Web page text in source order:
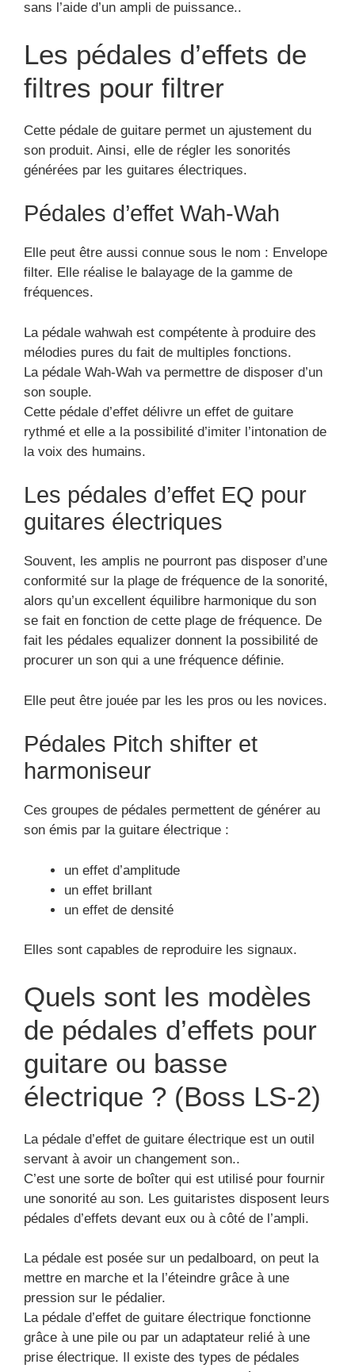
sans l’aide d’un ampli de puissance..
Les pédales d’effets de
filtres pour filtrer
Cette pédale de guitare permet un ajustement du
son produit. Ainsi, elle de régler les sonorités
générées par les guitares électriques.
Pédales d’effet Wah-Wah
Elle peut être aussi connue sous le nom : Envelope
filter. Elle réalise le balayage de la gamme de
fréquences.
La pédale wahwah est compétente à produire des
mélodies pures du fait de multiples fonctions.
La pédale Wah-Wah va permettre de disposer d’un
son souple.
Cette pédale d’effet délivre un effet de guitare
rythmé et elle a la possibilité d’imiter l’intonation de
la voix des humains.
Les pédales d’effet EQ pour
guitares électriques
Souvent, les amplis ne pourront pas disposer d’une
conformité sur la plage de fréquence de la sonorité,
alors qu’un excellent équilibre harmonique du son
se fait en fonction de cette plage de fréquence. De
fait les pédales equalizer donnent la possibilité de
procurer un son qui a une fréquence définie.
Elle peut être jouée par les les pros ou les novices.
Pédales Pitch shifter et
harmoniseur
Ces groupes de pédales permettent de générer au
son émis par la guitare électrique :
un effet d’amplitude
un effet brillant
un effet de densité
Elles sont capables de reproduire les signaux.
Quels sont les modèles
de pédales d’effets pour
guitare ou basse
électrique ? (Boss LS-2)
La pédale d’effet de guitare électrique est un outil
servant à avoir un changement son..
C’est une sorte de boîter qui est utilisé pour fournir
une sonorité au son. Les guitaristes disposent leurs
pédales d’effets devant eux ou à côté de l’ampli.
La pédale est posée sur un pedalboard, on peut la
mettre en marche et la l’éteindre grâce à une
pression sur le pédalier.
La pédale d’effet de guitare électrique fonctionne
grâce à une pile ou par un adaptateur relié à une
prise électrique. Il existe des types de pédales